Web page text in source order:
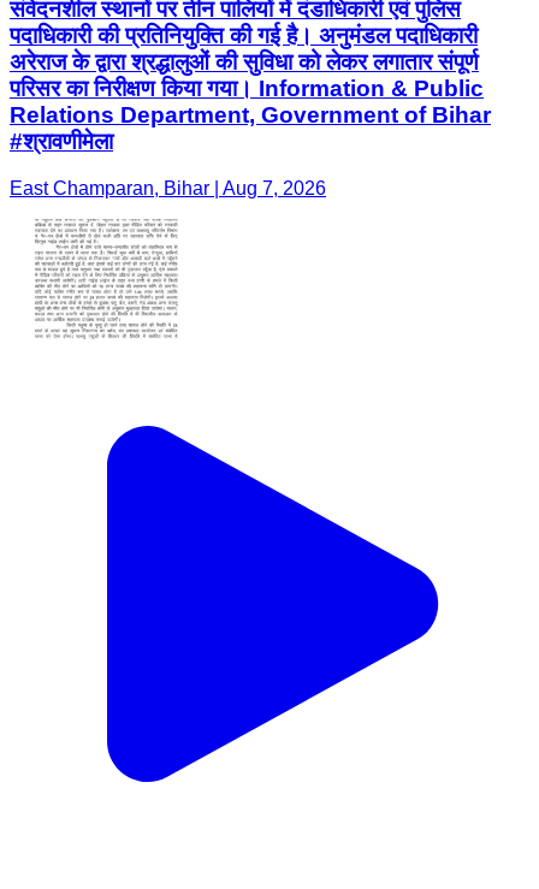
संवेदनशील स्थानों पर तीन पालियों में दंडाधिकारी एवं पुलिस
पदाधिकारी की प्रतिनियुक्ति की गई है। अनुमंडल पदाधिकारी
अरेराज के द्वारा श्रद्धालुओं की सुविधा को लेकर लगातार संपूर्ण
परिसर का निरीक्षण किया गया। Information & Public
Relations Department, Government of Bihar
#श्रावणीमेला
East Champaran, Bihar | Aug 7, 2026